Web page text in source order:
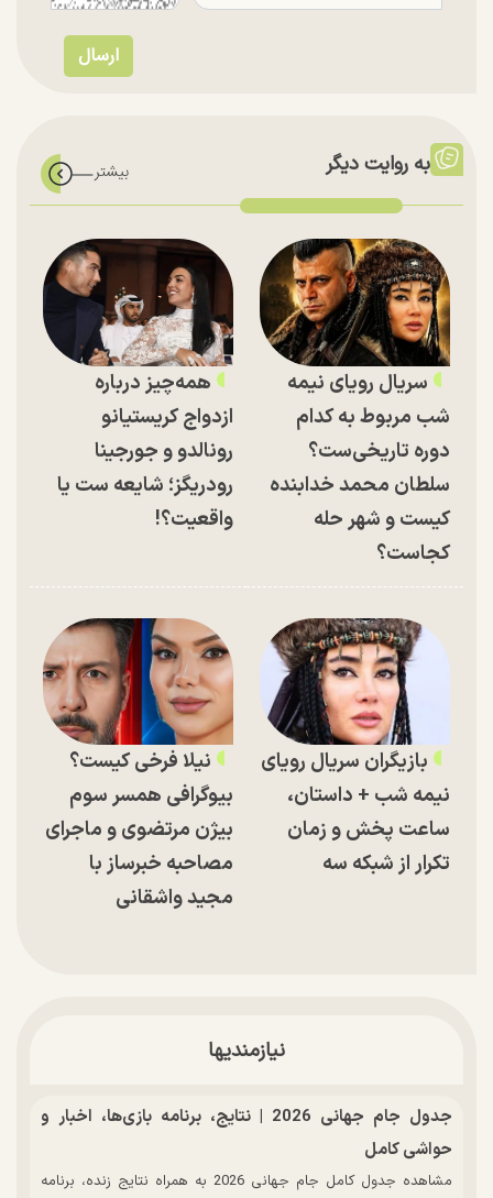
به روایت دیگر
سریال رویای نیمه
شب مربوط به کدام
دوره تاریخی‌ست؟
سلطان محمد خدابنده
کیست و شهر حله
کجاست؟
همه‌چیز درباره
ازدواج کریستیانو
رونالدو و جورجینا
رودریگز؛ شایعه ست یا
واقعیت؟!
بازیگران سریال رویای
نیمه شب + داستان،
ساعت پخش و زمان
تکرار از شبکه سه
نیلا فرخی کیست؟
بیوگرافی همسر سوم
بیژن مرتضوی و ماجرای
مصاحبه خبرساز با
مجید واشقانی
نیازمندیها
جدول جام جهانی 2026 | نتایج، برنامه بازی‌ها، اخبار و
حواشی کامل
مشاهده جدول کامل جام جهانی 2026 به همراه نتایج زنده، برنامه